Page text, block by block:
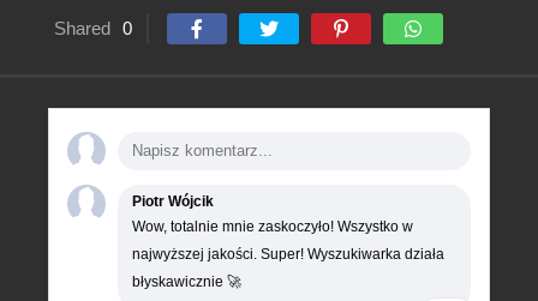
Shared 0
Piotr Wójcik
Wow, totalnie mnie zaskoczyło! Wszystko w
najwyższej jakości. Super! Wyszukiwarka działa
błyskawicznie 🚀